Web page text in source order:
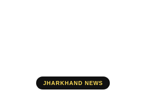
JHARKHAND NEWS